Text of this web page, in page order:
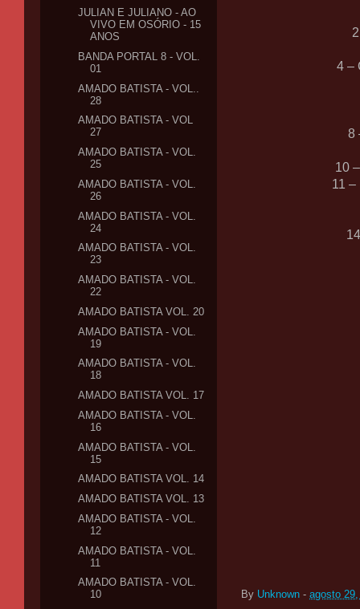
4 –
8
10
11
By Unknown - agosto
JULIAN E JULIANO - AO
VIVO EM OSÓRIO - 15
ANOS
BANDA PORTAL 8 - VOL.
01
AMADO BATISTA - VOL..
28
AMADO BATISTA - VOL
27
AMADO BATISTA - VOL.
25
AMADO BATISTA - VOL.
26
AMADO BATISTA - VOL.
24
AMADO BATISTA - VOL.
23
AMADO BATISTA - VOL.
22
AMADO BATISTA VOL. 20
AMADO BATISTA - VOL.
19
AMADO BATISTA - VOL.
18
AMADO BATISTA VOL. 17
AMADO BATISTA - VOL.
16
AMADO BATISTA - VOL.
15
AMADO BATISTA VOL. 14
AMADO BATISTA VOL. 13
AMADO BATISTA - VOL.
12
AMADO BATISTA - VOL.
11
AMADO BATISTA - VOL.
10